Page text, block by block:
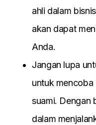
ahlі dalam
akan dapat
Anda.
Jangan lupa
untuk mencoba
suamі. Dengan
dalam